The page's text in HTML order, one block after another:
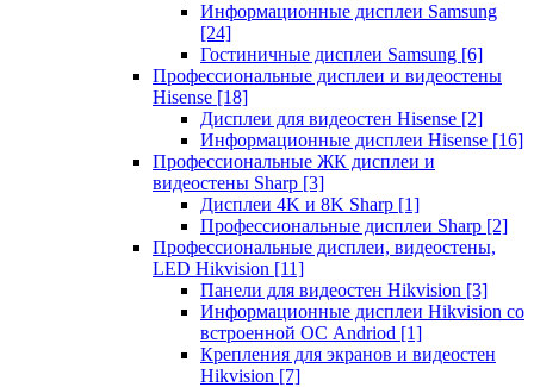
Информационные дисплеи Samsung
[24]
Гостиничные дисплеи Samsung [6]
Профессиональные дисплеи и видеостены
Hisense [18]
Дисплеи для видеостен Hisense [2]
Информационные дисплеи Hisense [16]
Профессиональные ЖК дисплеи и
видеостены Sharp [3]
Дисплеи 4K и 8K Sharp [1]
Профессиональные дисплеи Sharp [2]
Профессиональные дисплеи, видеостены,
LED Hikvision [11]
Панели для видеостен Hikvision [3]
Информационные дисплеи Hikvision со
встроенной ОС Andriod [1]
Крепления для экранов и видеостен
Hikvision [7]